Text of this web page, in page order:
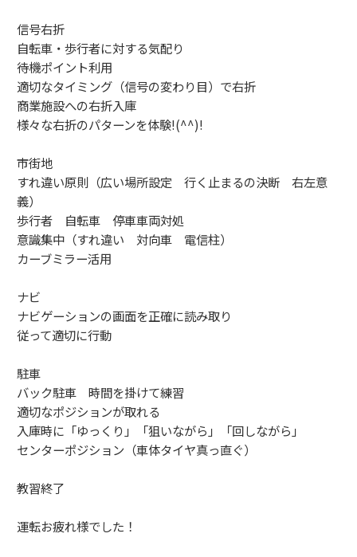
信号右折
自転車・歩行者に対する気配り
待機ポイント利用
適切なタイミング（信号の変わり目）で右折
商業施設への右折入庫
様々な右折のパターンを体験!(^^)!
市街地
すれ違い原則（広い場所設定 行く止まるの決断 右左意
義）
歩行者 自転車 停車車両対処
意識集中（すれ違い 対向車 電信柱）
カーブミラー活用
ナビ
ナビゲーションの画面を正確に読み取り
従って適切に行動
駐車
バック駐車 時間を掛けて練習
適切なポジションが取れる
入庫時に「ゆっくり」「狙いながら」「回しながら」
センターポジション（車体タイヤ真っ直ぐ）
教習終了
運転お疲れ様でした！